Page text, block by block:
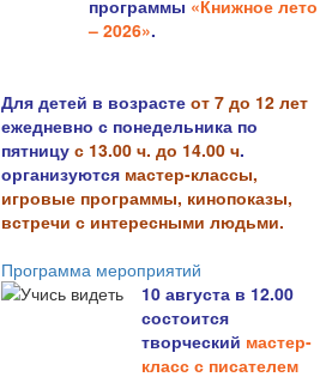
программы «Книжное лето
– 2026».
Для детей в возрасте от 7 до 12 лет
ежедневно с понедельника по
пятницу с 13.00 ч. до 14.00 ч.
организуются мастер-классы,
игровые программы, кинопоказы,
встречи с интересными людьми.
Программа мероприятий
10 августа в 12.00
состоится
творческий мастер-
класс с писателем